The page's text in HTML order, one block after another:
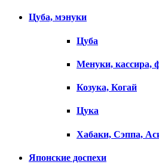
Цуба, мэнуки
Цуба
Менуки, кассира,
Козука, Когай
Цука
Хабаки, Сэппа,
Японские доспехи